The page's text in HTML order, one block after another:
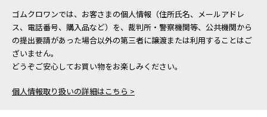
ゴムクロワンでは、お客さまの個人情報（住所氏名、メールアドレ
ス、電話番号、購入品など）を、裁判所・警察機関等、公共機関から
の提出要請があった場合以外の第三者に譲渡または利用することはご
ざいません。
どうぞご安心してお買い物をお楽しみください。
個人情報取り扱いの詳細はこちら >